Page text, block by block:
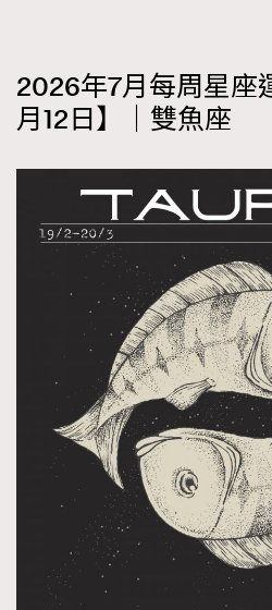
2026年7月每周星座
月12日】｜雙魚座